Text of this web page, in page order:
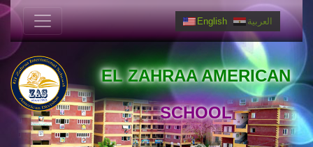
English العربية
EL ZAHRAA AMERICAN
SCHOOL